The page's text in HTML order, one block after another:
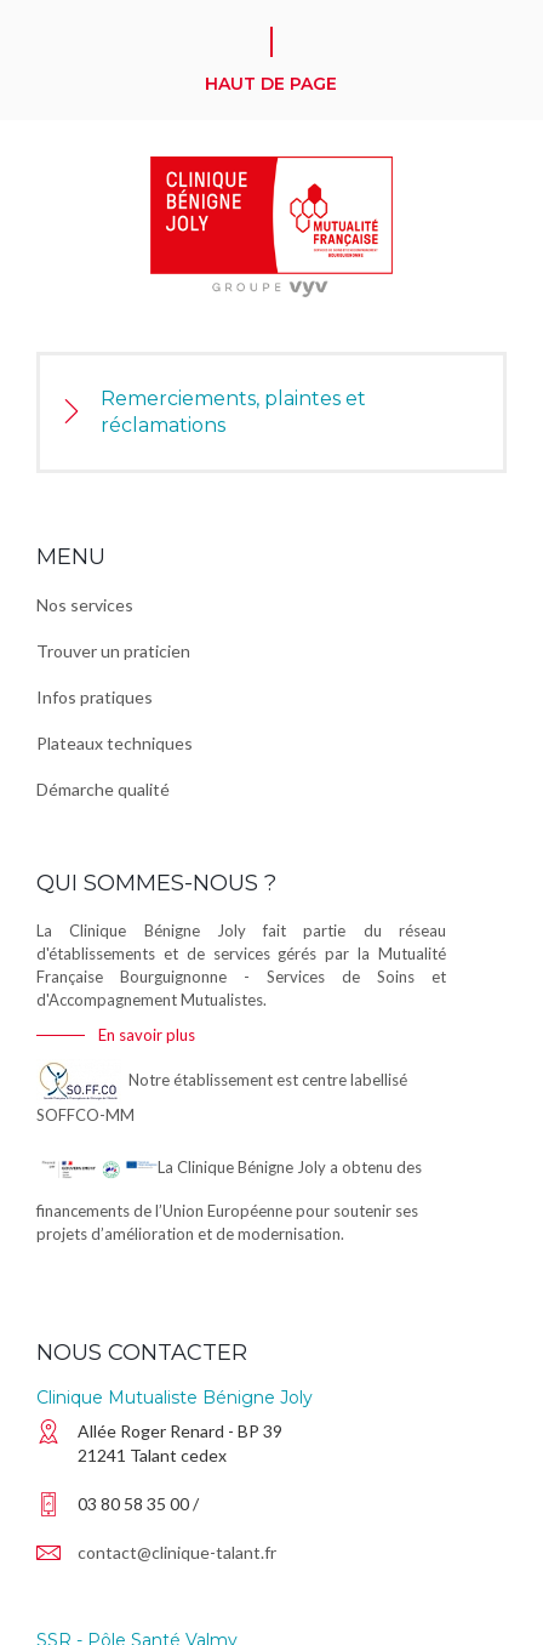
HAUT DE PAGE
Remerciements, plaintes et
réclamations
MENU
Nos services
Trouver un praticien
Infos pratiques
Plateaux techniques
Démarche qualité
QUI SOMMES-NOUS ?
La Clinique Bénigne Joly fait partie du réseau
d'établissements et de services gérés par la Mutualité
Française Bourguignonne - Services de Soins et
d'Accompagnement Mutualistes.
En savoir plus
Notre établissement est centre labellisé
SOFFCO-MM
La Clinique Bénigne Joly a obtenu des
financements de l’Union Européenne pour soutenir ses
projets d’amélioration et de modernisation.
NOUS CONTACTER
Clinique Mutualiste Bénigne Joly
Allée Roger Renard - BP 39
21241 Talant cedex
03 80 58 35 00 /
contact@clinique-talant.fr